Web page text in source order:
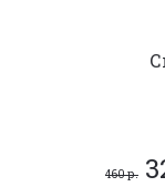
460 р.